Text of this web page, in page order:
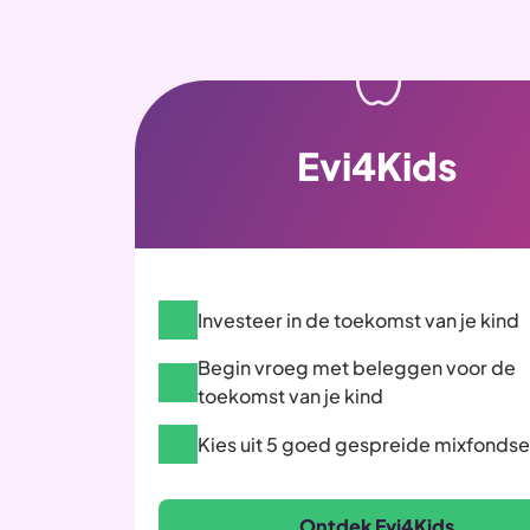
Evi4Kids
Investeer in de toekomst van je kind
Begin vroeg met beleggen voor de
toekomst van je kind
Kies uit 5 goed gespreide